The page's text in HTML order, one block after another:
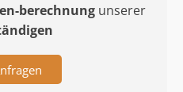
berechnung unserer